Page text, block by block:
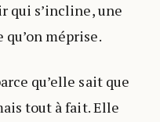
qui s’incline, une
méprise.
qu’elle sait que
tout à fait. Elle